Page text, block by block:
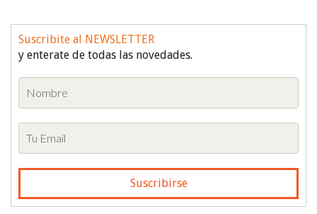
Suscribite al NEWSLETTER
y enterate de todas las novedades.